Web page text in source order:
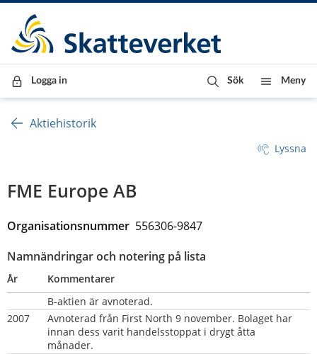
Till innehåll
Till navigationen
Till chattrobot
Logga in Sök Meny
Aktiehistorik
Lyssna
FME Europe AB
Organisationsnummer 556306-9847
Namnändringar och notering på lista
År
Kommentarer
B-aktien är avnoterad.
2007
Avnoterad från First North 9 november. Bolaget har
innan dess varit handelsstoppat i drygt åtta
månader.